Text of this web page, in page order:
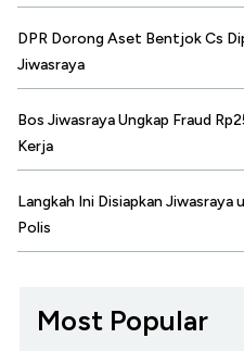
DPR Dorong Aset Bentjok Cs
Jiwasraya
Bos Jiwasraya Ungkap Fraud
Kerja
Langkah Ini Disiapkan Jiwasraya
Polis
Most Popular